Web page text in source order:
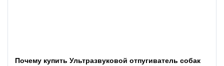
Почему купить Ультразвуковой отпугиватель собак